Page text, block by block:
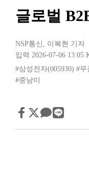
글로벌
NSP통신 , 이복현 기자
입력 2026-07-06 13:05
#삼성전자(005930) #무
#중남미